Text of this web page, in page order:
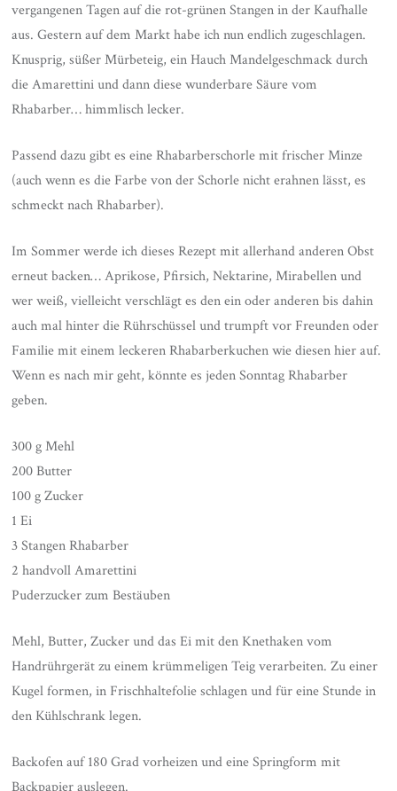
vergangenen Tagen auf die rot-grünen Stangen in der Kaufhalle
aus. Gestern auf dem Markt habe ich nun endlich zugeschlagen.
Knusprig, süßer Mürbeteig, ein Hauch Mandelgeschmack durch
die Amarettini und dann diese wunderbare Säure vom
Rhabarber… himmlisch lecker.
Passend dazu gibt es eine Rhabarberschorle mit frischer Minze
(auch wenn es die Farbe von der Schorle nicht erahnen lässt, es
schmeckt nach Rhabarber).
Im Sommer werde ich dieses Rezept mit allerhand anderen Obst
erneut backen… Aprikose, Pfirsich, Nektarine, Mirabellen und
wer weiß, vielleicht verschlägt es den ein oder anderen bis dahin
auch mal hinter die Rührschüssel und trumpft vor Freunden oder
Familie mit einem leckeren Rhabarberkuchen wie diesen hier auf.
Wenn es nach mir geht, könnte es jeden Sonntag Rhabarber
geben.
300 g Mehl
200 Butter
100 g Zucker
1 Ei
3 Stangen Rhabarber
2 handvoll Amarettini
Puderzucker zum Bestäuben
Mehl, Butter, Zucker und das Ei mit den Knethaken vom
Handrührgerät zu einem krümmeligen Teig verarbeiten. Zu einer
Kugel formen, in Frischhaltefolie schlagen und für eine Stunde in
den Kühlschrank legen.
Backofen auf 180 Grad vorheizen und eine Springform mit